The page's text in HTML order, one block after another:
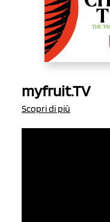
myfruit.TV
Scopri di più